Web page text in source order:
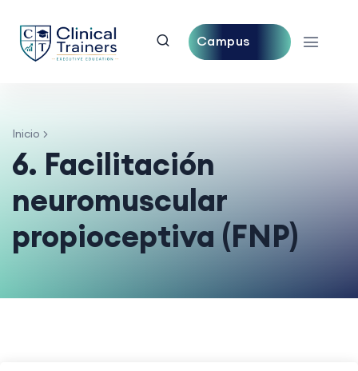
Campus
Inicio
6. Facilitación
neuromuscular
propioceptiva (FNP)